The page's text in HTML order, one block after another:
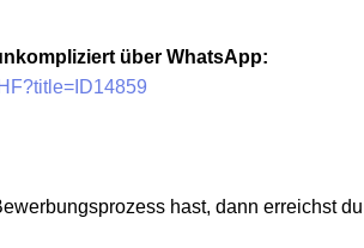
über WhatsApp:
hast, dann erreichst